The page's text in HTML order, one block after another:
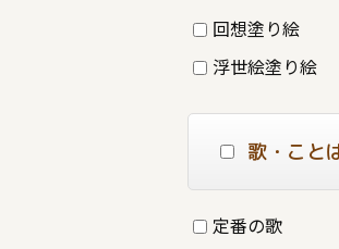
回想塗り絵
浮世絵塗り絵
歌・こと
定番の歌